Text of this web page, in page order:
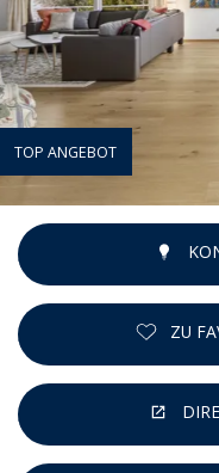
TOP ANGEBOT
ZU